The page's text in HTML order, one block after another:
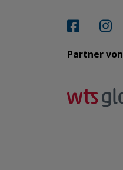
Partner von​​​​​​